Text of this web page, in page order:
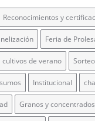
Reconocimientos y
Feria de
cultivos de verano
Institucional
Granos y concentrados